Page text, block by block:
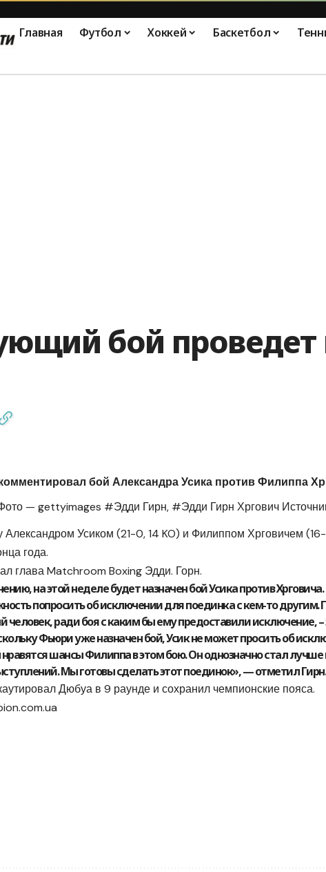
Главная Футбол Хоккей Баскетбол
бой проведет
бой Александра Усика против Филиппа
— gettyimages #Эдди Гирн, #Эдди Гирн Хргович
Усиком (21-0, 14 KO) и Филиппом Хрговичем
года.
глава Matchroom Boxing Эдди. Горн.
на этой неделе будет назначен бой Усика против Хрговича.
попросить об исключении для поединка с кем-то другим.
человек, ради боя с каким бы ему предоставили исключение, –
Фьюри уже назначен бой, Усик не может просить об
шансы Филиппа в этом бою. Он однозначно стал лучше
Мы готовы сделать этот поединок», — отметил Гирн.
Дюбуа в 9 раунде и сохранил чемпионские пояса.